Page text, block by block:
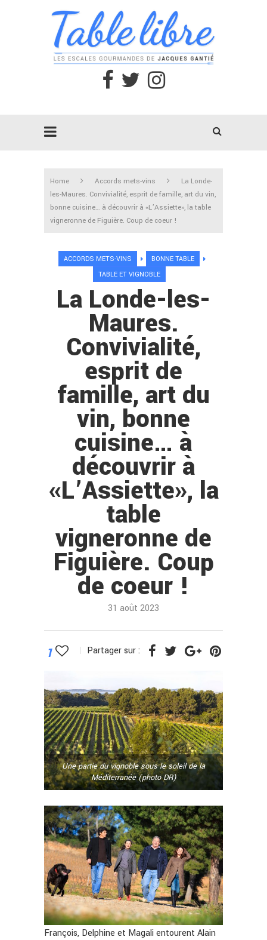
Home Accords mets-vins
La Londe-
les-Maures. Convivialité, esprit de famille, art du vin,
bonne cuisine… à découvrir à «L’Assiette», la table
vigneronne de Figuière. Coup de coeur !
ACCORDS METS-VINS
BONNE TABLE
TABLE ET VIGNOBLE
La Londe-les-
Maures.
Convivialité,
esprit de
famille, art du
vin, bonne
cuisine… à
découvrir à
«L’Assiette», la
table
vigneronne de
Figuière. Coup
de coeur !
31 août 2023
1 Partager sur :
Une partie du vignoble sous le soleil de la
Méditerranée (photo DR)
François, Delphine et Magali entourent Alain